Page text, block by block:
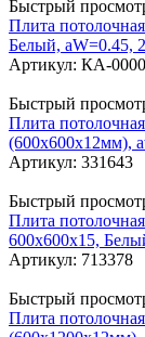
Быстрый
Плита
Белый, aW=0.45,
Артикул: КА-
Быстрый
Плита
(600x600x12мм),
Артикул: 331643
Быстрый
Плита
600x600x15,
Артикул: 713378
Быстрый
Плита